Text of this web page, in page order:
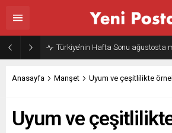
Anasayfa Manşet Uyum ve çeşitlilikte
Uyum ve